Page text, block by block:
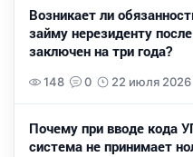
Возникает ли
займу нерезиденту
заключен на три года?
148 0 22 июля 2026
Почему при вводе кода
система не принимает